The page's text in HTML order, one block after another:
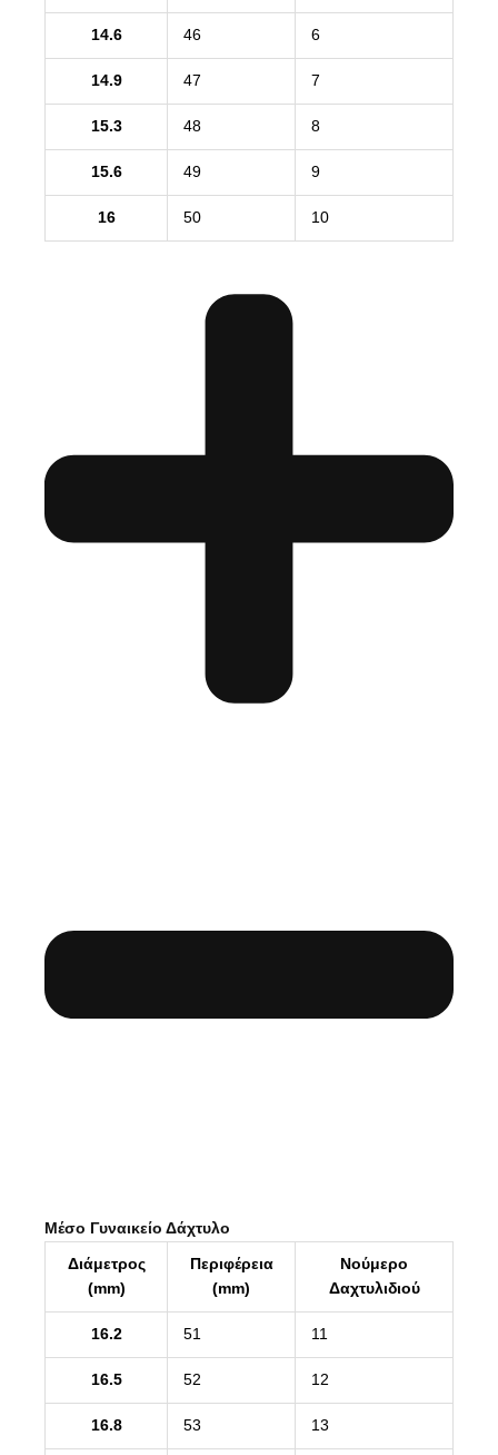
14.6 46 6
14.9 47 7
15.3 48 8
15.6 49 9
16 50 10
Μέσο Γυναικείο Δάχτυλο
Διάμετρος
(mm)
Περιφέρεια
(mm)
Νούμερο
Δαχτυλιδιού
16.2 51 11
16.5 52 12
16.8 53 13